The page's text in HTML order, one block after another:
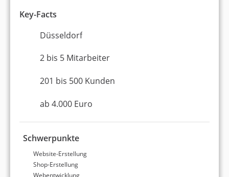
ab 1.000 Euro (Monatsbudget)
100 % Weiterempfehlung
Statistiken zu unseren
Key-Facts
Düsseldorf
2 bis 5 Mitarbeiter
201 bis 500 Kunden
ab 4.000 Euro
Schwerpunkte
Website-Erstellung
Shop-Erstellung
Webentwicklung